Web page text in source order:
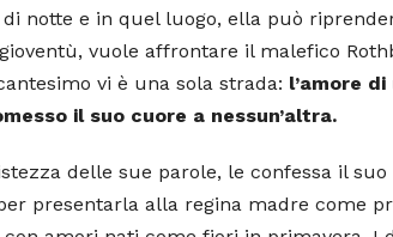
notte e in quel luogo, ella può
vuole affrontare il malefico
vi è una sola strada: l’amore di
il suo cuore a nessun’altra.
delle sue parole, le confessa il suo
presentarla alla regina madre come